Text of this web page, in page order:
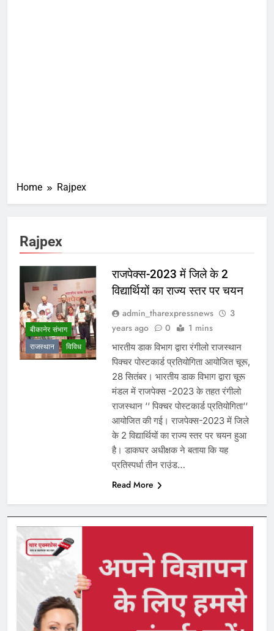
Home Rajpex
Rajpex
बीकानेर संभाग
राजस्थान
विविध
राजपेक्स-2023 में जिले के 2
विद्यार्थियों का राज्य स्तर पर चयन
admin_tharexpressnews
3
years ago
0 1 mins
भारतीय डाक विभाग द्वारा रंगीलो राजस्थान
पिक्चर पोस्टकार्ड प्रतियोगिता आयोजित चूरू,
28 सितंबर। भारतीय डाक विभाग द्वारा चूरू
मंडल में राजपेक्स -2023 के तहत रंगीलो
राजस्थान ‘‘ पिक्चर पोस्टकार्ड प्रतियोगिता‘‘
आयोजित की गई। राजपेक्स-2023 में जिले
के 2 विद्यार्थियों का राज्य स्तर पर चयन हुआ
है। डाकघर अधीक्षक ने बताया कि यह
प्रतिस्पर्धा तीन राउंड…
Read More